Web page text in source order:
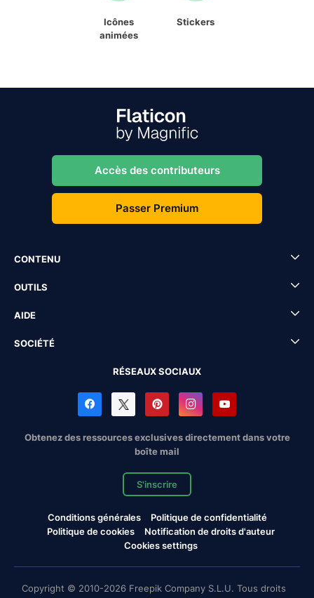
Icônes
animées
Stickers
Accès des contributeurs
Passer Premium
CONTENU
OUTILS
AIDE
SOCIÉTÉ
RÉSEAUX SOCIAUX
Obtenez des ressources exclusives directement dans votre
boîte mail
S'inscrire
Conditions générales
Politique de confidentialité
Politique de cookies
Notification de droits d'auteur
Cookies settings
Copyright © 2010-2026 Freepik Company S.L.U. Tous droits